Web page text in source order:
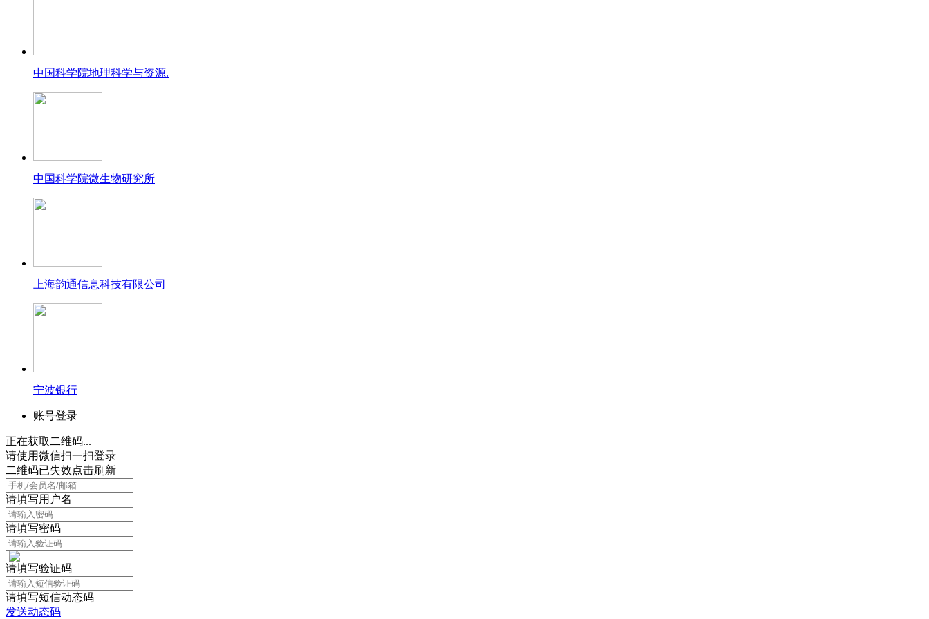
中国科学院地理科学与资源.
中国科学院微生物研究所
上海韵通信息科技有限公司
宁波银行
账号登录
正在获取二维码...
请使用微信扫一扫登录
二维码已失效点击刷新
请填写用户名
请填写密码
请填写验证码
请填写短信动态码
发送动态码